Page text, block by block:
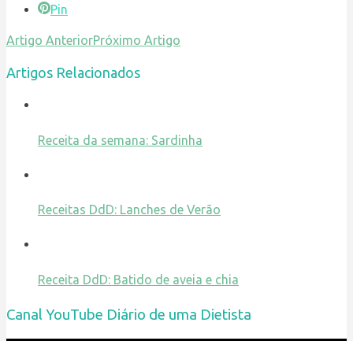
Pin
Artigo AnteriorPróximo Artigo
Artigos Relacionados
Receita da semana: Sardinha
Receitas DdD: Lanches de Verão
Receita DdD: Batido de aveia e chia
Canal YouTube Diário de uma Dietista